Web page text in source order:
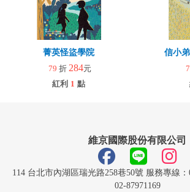
菁英怪盜學院
79 折 284元
紅利 1 點
信小
維京國際股份有限公司
114 台北市內湖區瑞光路258巷50號 服務專線：
02-87971169